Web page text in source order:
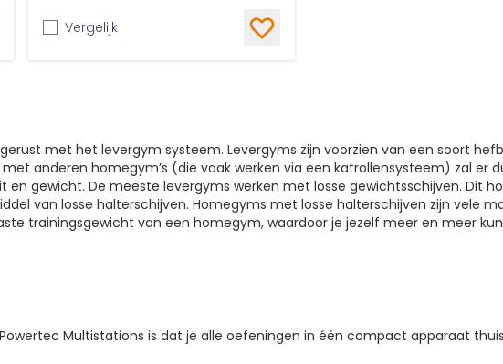
Vergelijk
met het levergym systeem. Levergyms zijn voorzien van een soort
anderen homegym’s (die vaak werken via een katrollensysteem) zal er
en gewicht. De meeste levergyms werken met losse gewichtsschijven. Dit
van losse halterschijven. Homegyms met losse halterschijven zijn vele
trainingsgewicht van een homegym, waardoor je jezelf meer en meer
Multistations is dat je alle oefeningen in één compact apparaat